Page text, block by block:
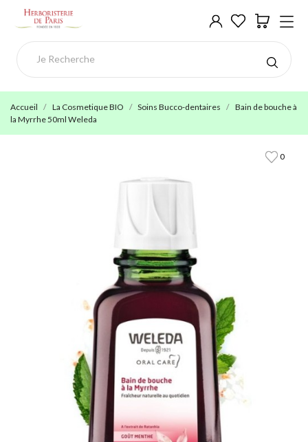
Accueil La Cosmetique BIO Soins Bucco-dentaires
Bain de bouche à
la Myrrhe 50ml Weleda
0